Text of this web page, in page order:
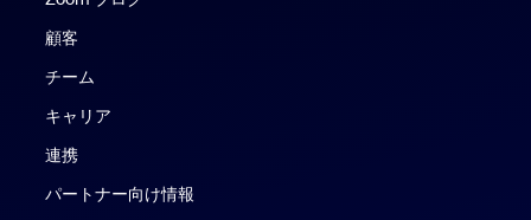
顧客
チーム
キャリア
連携
パートナー向け情報